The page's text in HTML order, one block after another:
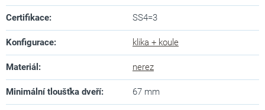
Certifikace: SS4=3
Konfigurace: klika + koule
Materiál : nerez
Minimální tloušťka dveří: 67 mm